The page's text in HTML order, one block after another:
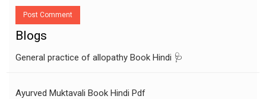
Post Comment
Blogs
General practice of allopathy Book Hindi 🩺
Ayurved Muktavali Book Hindi Pdf